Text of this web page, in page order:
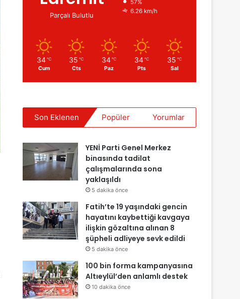
Parçalı Bulutlu
57%
6.26 km/h
34 ℃
Cum
35 ℃
Cts
34 ℃
Paz
34 ℃
Pts
35 ℃
Sal
Son Eklenen Popüler Yorumlar
YENİ Parti Genel Merkez
binasında tadilat
çalışmalarında sona
yaklaşıldı
5 dakika önce
Fatih’te 19 yaşındaki gencin
hayatını kaybettiği kavgaya
ilişkin gözaltına alınan 8
şüpheli adliyeye sevk edildi
5 dakika önce
100 bin forma kampanyasına
Altıeylül’den anlamlı destek
10 dakika önce